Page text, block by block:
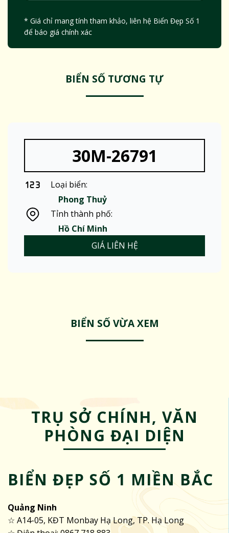
* Giá chỉ mang tính tham khảo, liên hệ Biển Đẹp Số 1
để báo giá chính xác
BIỂN SỐ TƯƠNG TỰ
30M-26791
Loại biển:
Phong Thuỷ
Tỉnh thành phố:
Hồ Chí Minh
GIÁ LIÊN HỆ
BIỂN SỐ VỪA XEM
TRỤ SỞ CHÍNH, VĂN
PHÒNG ĐẠI DIỆN
BIỂN ĐẸP SỐ 1 MIỀN BẮC
Quảng Ninh
☆ A14-05, KĐT Monbay Hạ Long, TP. Hạ Long